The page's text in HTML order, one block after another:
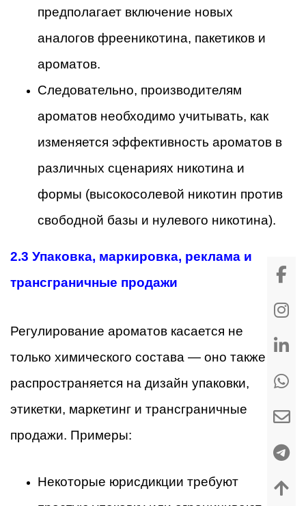
предполагает включение новых
аналогов фрееникотина, пакетиков и
ароматов.
Следовательно, производителям
ароматов необходимо учитывать, как
изменяется эффективность ароматов в
различных сценариях никотина и
формы (высокосолевой никотин против
свободной базы и нулевого никотина).
2.3 Упаковка, маркировка, реклама и
трансграничные продажи
Регулирование ароматов касается не
только химического состава — оно также
распространяется на дизайн упаковки,
этикетки, маркетинг и трансграничные
продажи. Примеры:
Некоторые юрисдикции требуют